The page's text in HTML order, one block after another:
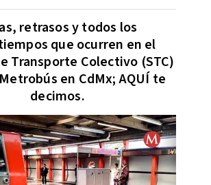
retrasos y todos los
que ocurren en el
Transporte Colectivo (STC)
en CdMx; AQUÍ te
decimos.